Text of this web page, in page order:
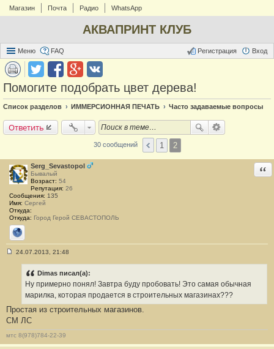
Магазин Почта Радио WhatsApp
АКВАПРИНТ КЛУБ
Меню FAQ Вход
Регистрация
Помогите подобрать цвет дерева!
Список разделов ИММЕРСИОННАЯ ПЕЧАТЬ Часто задаваемые вопросы
Ответить
30 сообщений 1 2
Serg_Sevastopol
Бывалый
Возраст: 54
Репутация: 26
Сообщения: 135
Имя: Сергей
Откуда:
Откуда: Город Герой СЕВАСТОПОЛЬ
Сайт
и
е
#
2
1
24.07.2013, 21:48
Dimas писал(а):
Ну примерно понял! Завтра буду пробовать! Это самая обычная
марилка, которая продается в строительных магазинах???
Простая из строительных магазинов.
СМ ЛС
мтс 8(978)784-22-39